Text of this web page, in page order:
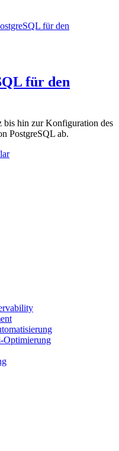
für den
bis hin zur Konfiguration des
PostgreSQL ab.
Optimierung